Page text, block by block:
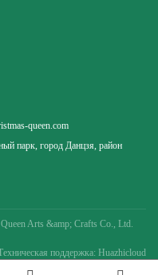
queen.com
парк, город Данцзя, район
Arts &amp; Crafts Co., Ltd.
поддержка: Huazhicloud